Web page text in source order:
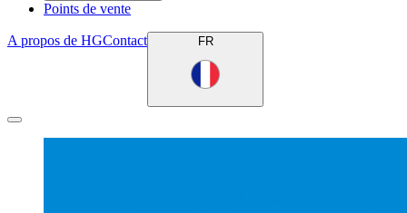
Points de vente
A propos de HGContact FR